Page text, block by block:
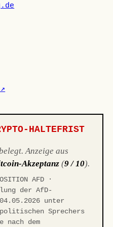
HALTEFRIST
Anzeige aus
Akzeptanz (9 / 10).
AFD ·
der AfD-
unter
Sprechers
nach dem